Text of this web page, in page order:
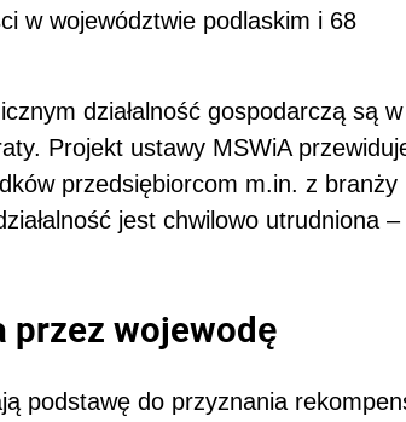
w województwie podlaskim i 68
działalność gospodarczą są
Projekt ustawy MSWiA
przedsiębiorcom m.in. z branży
jest chwilowo utrudniona –
przez wojewodę
podstawę do przyznania